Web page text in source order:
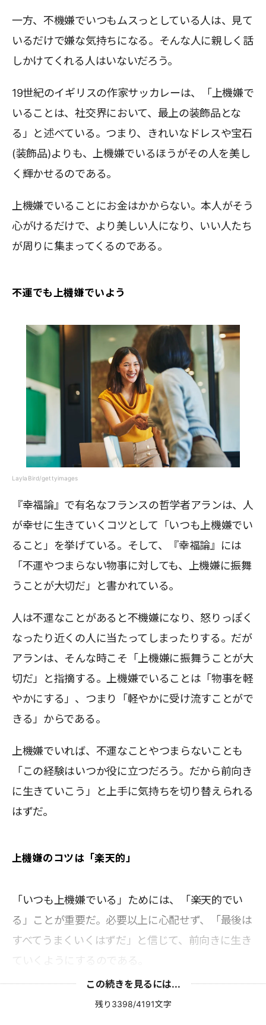
一方、不機嫌でいつもムスっとしている人は、見て
いるだけで嫌な気持ちになる。そんな人に親しく話
しかけてくれる人はいないだろう。
19世紀のイギリスの作家サッカレーは、「上機嫌で
いることは、社交界において、最上の装飾品とな
る」と述べている。つまり、きれいなドレスや宝石
(装飾品)よりも、上機嫌でいるほうがその人を美し
く輝かせるのである。
上機嫌でいることにお金はかからない。本人がそう
心がけるだけで、より美しい人になり、いい人たち
が周りに集まってくるのである。
不運でも上機嫌でいよう
LaylaBird/gettyimages
『幸福論』で有名なフランスの哲学者アランは、人
が幸せに生きていくコツとして「いつも上機嫌でい
ること」を挙げている。そして、『幸福論』には
「不運やつまらない物事に対しても、上機嫌に振舞
うことが大切だ」と書かれている。
人は不運なことがあると不機嫌になり、怒りっぽく
なったり近くの人に当たってしまったりする。だが
アランは、そんな時こそ「上機嫌に振舞うことが大
切だ」と指摘する。上機嫌でいることは「物事を軽
やかにする」、つまり「軽やかに受け流すことがで
きる」からである。
上機嫌でいれば、不運なことやつまらないことも
「この経験はいつか役に立つだろう。だから前向き
に生きていこう」と上手に気持ちを切り替えられる
はずだ。
上機嫌のコツは「楽天的」
「いつも上機嫌でいる」ためには、「楽天的でい
る」ことが重要だ。必要以上に心配せず、「最後は
すべてうまくいくはずだ」と信じて、前向きに生き
ていくようにするのである。
この続きを見るには...
残り3398/4191文字